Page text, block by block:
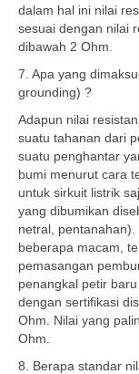
dalam hal ini nilai
sesuai dengan nilai
dibawah 2 Ohm.
7. Apa yang
grounding) ?
Adapun nilai
suatu tahanan dari
suatu penghantar
bumi menurut cara
untuk sirkuit listrik
yang dibumikan
netral,
beberapa macam,
pemasangan
penangkal petir
dengan sertifikasi
Ohm. Nilai yang
Ohm.
8. Berapa standar